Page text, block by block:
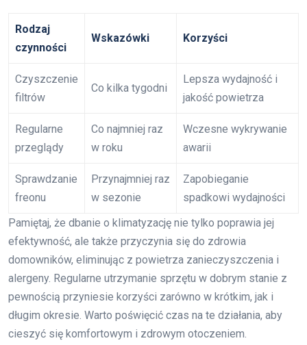
Rodzaj
czynności
Wskazówki Korzyści
Czyszczenie
filtrów
Co kilka tygodni
Lepsza wydajność i
jakość powietrza
Regularne
przeglądy
Co najmniej raz
w roku
Wczesne wykrywanie
awarii
Sprawdzanie
freonu
Przynajmniej raz
w sezonie
Zapobieganie
spadkowi wydajności
Pamiętaj, że dbanie o klimatyzację nie tylko poprawia jej
efektywność, ale także przyczynia się do zdrowia
domowników, eliminując z powietrza zanieczyszczenia i
alergeny. Regularne utrzymanie sprzętu w dobrym stanie z
pewnością przyniesie korzyści zarówno w krótkim, jak i
długim okresie. Warto poświęcić czas na te działania, aby
cieszyć się komfortowym i zdrowym otoczeniem.